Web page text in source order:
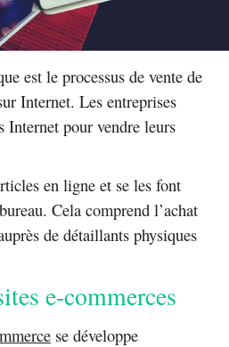
est le processus de vente de
Internet. Les entreprises
Internet pour vendre leurs
en ligne et se les font
Cela comprend l’achat
de détaillants physiques
e-commerces
se développe